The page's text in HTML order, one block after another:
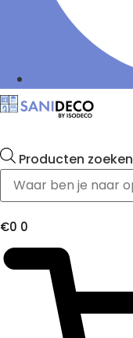
Producten zoeken
€0 0